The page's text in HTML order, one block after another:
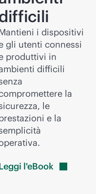
i dispositivi
gli utenti connessi
produttivi in
difficili
la
le
e la
l'eBook